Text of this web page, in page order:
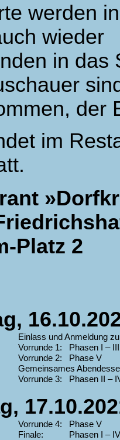
werden
wieder
in das
der
im
Platz 2
Einlass und Anmeldung
Vorrunde 1: Phasen I – III
Vorrunde 2: Phase V
Gemeinsames
Vorrunde 3: Phasen II –
Vorrunde 4: Phase V
Finale: Phasen I – IV